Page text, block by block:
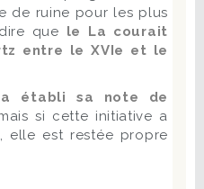
de ruine pour les plus
que le La courait
entre le XVIe et le
a établi sa note de
si cette initiative a
elle est restée propre